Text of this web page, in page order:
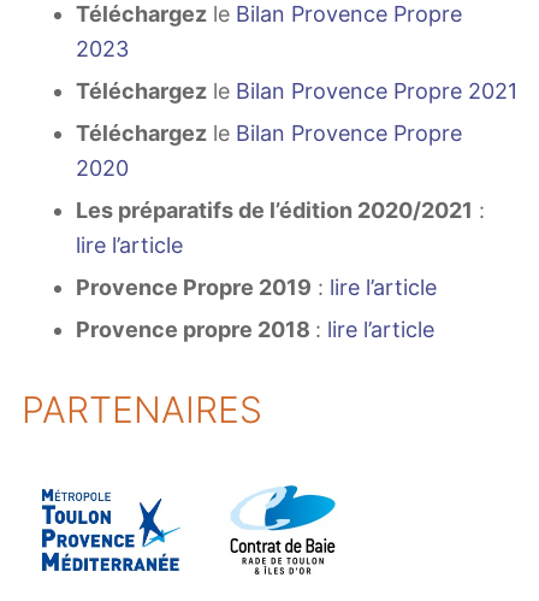
Téléchargez le Bilan Provence Propre
2023
Téléchargez le Bilan Provence Propre 2021
Téléchargez le Bilan Provence Propre
2020
Les préparatifs de l’édition 2020/2021 :
lire l’article
Provence Propre 2019 : lire l’article
Provence propre 2018 : lire l’article
PARTENAIRES